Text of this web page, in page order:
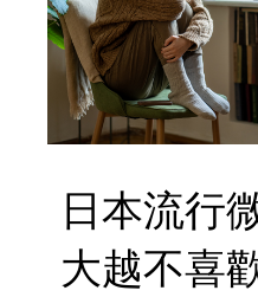
日本流行
大越不喜